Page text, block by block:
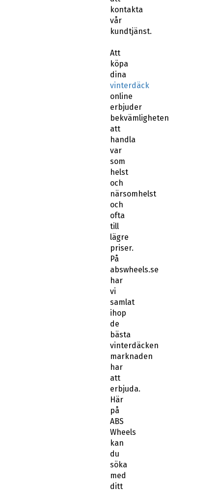
kontakta
vår
kundtjänst.
Att
köpa
dina
vinterdäck
online
erbjuder
bekvämligheten
att
handla
var
som
helst
och
närsomhelst
och
ofta
till
lägre
priser.
På
abswheels.se
har
vi
samlat
ihop
de
bästa
vinterdäcken
marknaden
har
att
erbjuda.
Här
på
ABS
Wheels
kan
du
söka
med
ditt